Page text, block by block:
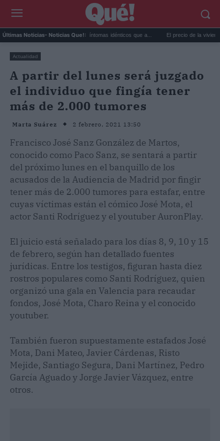
Últimas Noticias- Noticias Que!:
extremo y ansiedad: síntomas idénticos que a... El precio de la vivienda en
Actualidad
A partir del lunes será juzgado
el individuo que fingía tener
más de 2.000 tumores
Marta Suárez 2 febrero, 2021 13:50
Francisco José Sanz González de Martos,
conocido como Paco Sanz, se sentará a partir
del próximo lunes en el banquillo de los
acusados de la Audiencia de Madrid por fingir
tener más de 2.000 tumores para estafar, entre
cuyas víctimas están el cómico José Mota, el
actor Santi Rodríguez y el youtuber AuronPlay.
El juicio está señalado para los días 8, 9, 10 y 15
de febrero, según han detallado fuentes
jurídicas. Entre los testigos, figuran hasta diez
rostros populares como Santi Rodríguez, quien
organizó una gala en Valencia para recaudar
fondos, José Mota, Charo Reina y el conocido
youtuber.
También fueron supuestamente estafados José
Mota, Dani Mateo, Javier Cárdenas, Risto
Mejide, Santiago Segura, Dani Martínez, Pedro
García Aguado y Jorge Javier Vázquez, entre
otros.